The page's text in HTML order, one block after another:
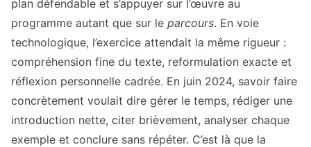
plan défendable et s’appuyer sur l’œuvre au
programme autant que sur le parcours. En voie
technologique, l’exercice attendait la même rigueur :
compréhension fine du texte, reformulation exacte et
réflexion personnelle cadrée. En juin 2024, savoir faire
concrètement voulait dire gérer le temps, rédiger une
introduction nette, citer brièvement, analyser chaque
exemple et conclure sans répéter. C’est là que la